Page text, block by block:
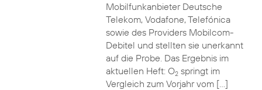
Mobilfunkanbieter Deutsche
Telekom, Vodafone, Telefónica
sowie des Providers Mobilcom-
Debitel und stellten sie unerkannt
auf die Probe. Das Ergebnis im
aktuellen Heft: O2springt im
Vergleich zum Vorjahr vom […]